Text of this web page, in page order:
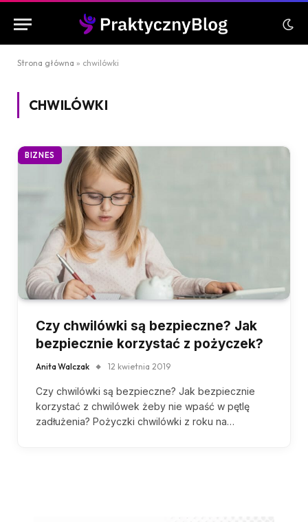
Strona główna » chwilówki
CHWILÓWKI
BIZNES
Czy chwilówki są bezpieczne? Jak
bezpiecznie korzystać z pożyczek?
Anita Walczak 12 kwietnia 2019
Czy chwilówki są bezpieczne? Jak bezpiecznie
korzystać z chwilówek żeby nie wpaść w pętlę
zadłużenia? Pożyczki chwilówki z roku na…